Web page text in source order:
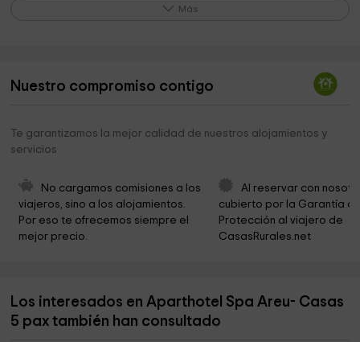
Ayuntamiento de Esterri de Cardós 5,1 km
Mare de Déu del Pont
Sant Martí de Lladorre
Cementerio municipal
Ayuntamiento De Tavascan 6,9 km
Cementerio 6,9 km
Santes Creus De Buiro
Más
Nuestro compromiso contigo
Te garantizamos la mejor calidad de nuestros alojamientos y
servicios
No cargamos comisiones a los
viajeros, sino a los alojamientos.
Por eso te ofrecemos siempre el
mejor precio.
Al reservar con
cubierto por la Garantía
Protección al viajero de
CasasRurales.net
Los interesados en Aparthotel Spa Areu- Casas
5 pax también han consultado